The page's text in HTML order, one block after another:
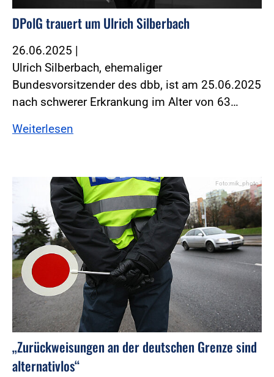
DPolG trauert um Ulrich Silberbach
26.06.2025 |
Ulrich Silberbach, ehemaliger
Bundesvorsitzender des dbb, ist am 25.06.2025
nach schwerer Erkrankung im Alter von 63…
Weiterlesen
Foto:mik_photo
„Zurückweisungen an der deutschen Grenze sind
alternativlos“